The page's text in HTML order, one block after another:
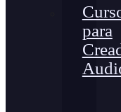
para